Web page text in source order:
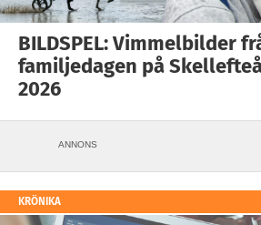
BILDSPEL: Vimmelbilder
familjedagen på
2026
ANNONS
KRÖNIKA